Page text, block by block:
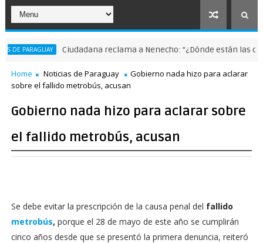
PARAGUAY Ciudadana reclama a Nenecho: "¿Dónde están las
Home Noticias de Paraguay
Gobierno nada hizo para aclarar
sobre el fallido metrobús, acusan
Gobierno nada hizo para aclarar sobre
el fallido metrobús, acusan
Se debe evitar la prescripción de la causa penal del fallido
metrobús, porque el 28 de mayo de este año se cumplirán
cinco años desde que se presentó la primera denuncia, reiteró